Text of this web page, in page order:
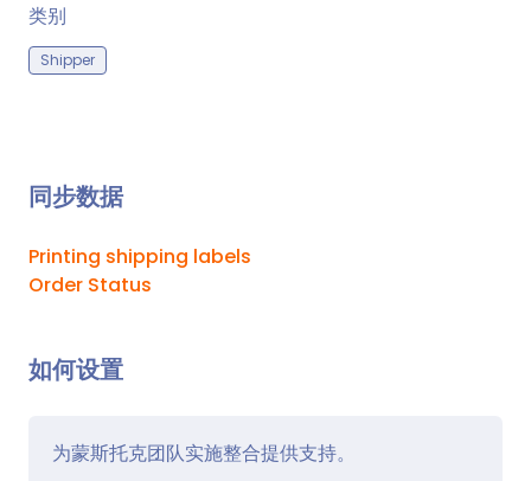
类别
Shipper
同步数据
Printing shipping labels
Order Status
如何设置
为蒙斯托克团队实施整合提供支持。